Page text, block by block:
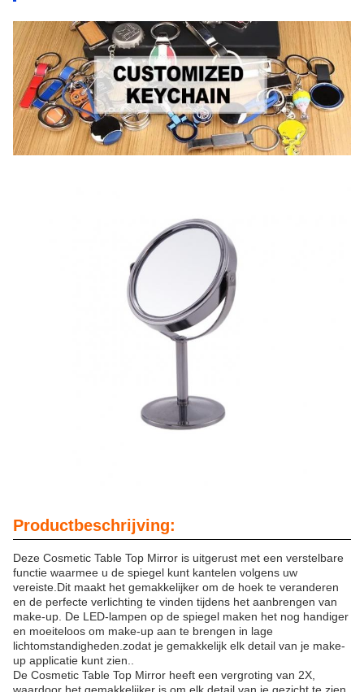
Productbeschrijving:
Deze Cosmetic Table Top Mirror is uitgerust met een verstelbare
functie waarmee u de spiegel kunt kantelen volgens uw
vereiste.Dit maakt het gemakkelijker om de hoek te veranderen
en de perfecte verlichting te vinden tijdens het aanbrengen van
make-up. De LED-lampen op de spiegel maken het nog handiger
en moeiteloos om make-up aan te brengen in lage
lichtomstandigheden.zodat je gemakkelijk elk detail van je make-
up applicatie kunt zien..
De Cosmetic Table Top Mirror heeft een vergroting van 2X,
waardoor het gemakkelijker is om elk detail van je gezicht te zien